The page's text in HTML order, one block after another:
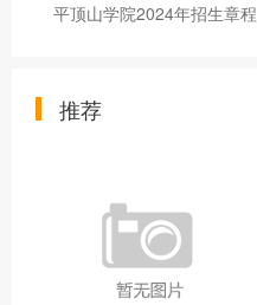
平顶山学院2024年招生章程
推荐